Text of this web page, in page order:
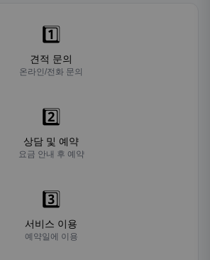
1️⃣
견적 문의
온라인/전화 문의
2️⃣
상담 및 예약
요금 안내 후 예약
3️⃣
서비스 이용
예약일에 이용